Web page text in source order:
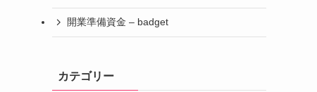
開業準備資金 – badget
カテゴリー